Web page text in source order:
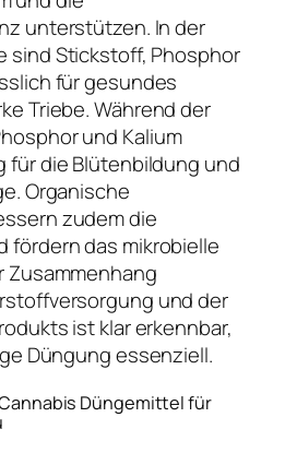
unterstützen. In der
sind Stickstoff, Phosphor
für gesundes
Triebe. Während der
und Kalium
für die Blütenbildung und
Organische
zudem die
fördern das mikrobielle
Zusammenhang
und der
ist klar erkennbar,
Düngung essenziell.
Düngemittel für